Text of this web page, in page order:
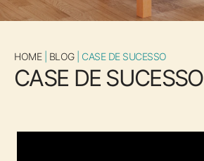
HOME| BLOG| CASE DE SUCESSO
CASE DE SUCESSO